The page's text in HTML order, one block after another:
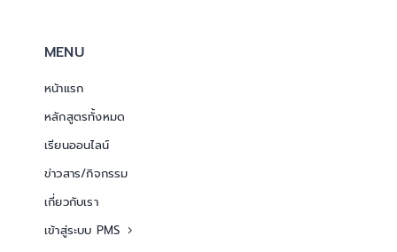
MENU
หน้าแรก
หลักสูตรทั้งหมด
เรียนออนไลน์
ข่าวสาร/กิจกรรม
เกี่ยวกับเรา
เข้าสู่ระบบ PMS